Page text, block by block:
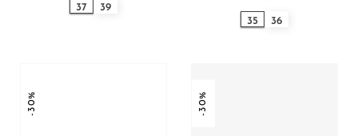
37 39
35 36
-30% -30%